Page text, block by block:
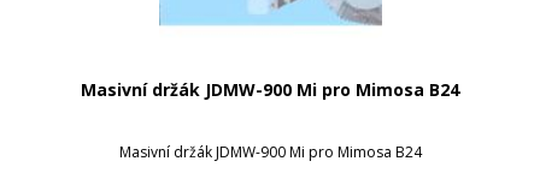
Masivní držák JDMW-900 Mi pro Mimosa B24
Masivní držák JDMW-900 Mi pro Mimosa B24